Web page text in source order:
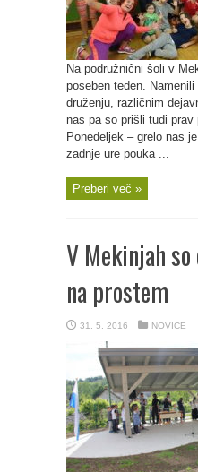
Na podružnični šoli v
poseben teden.
druženju, različnim
nas pa so prišli tudi prav
Ponedeljek – grelo nas
zadnje ure pouka ...
Preberi več »
V Mekinjah
na prostem
31. 5. 2016 NOVICE